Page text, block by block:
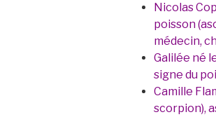
Nicolas
poisson
médecin,
Galilée né
signe du
Camille
scorpion),